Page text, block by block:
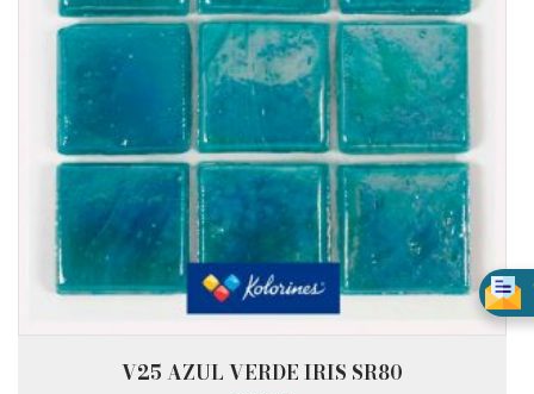
V25 AZUL VERDE IRIS SR80